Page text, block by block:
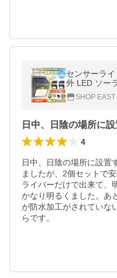
センサーラ
外 LED ソー
電 防犯 防水
SHOP EAST
4
日中、日陰の場所に設置
ましたが、2個セットで
ライバーだけで出来て、
かなり明るくました。あ
が防水加工がされていな
らです。